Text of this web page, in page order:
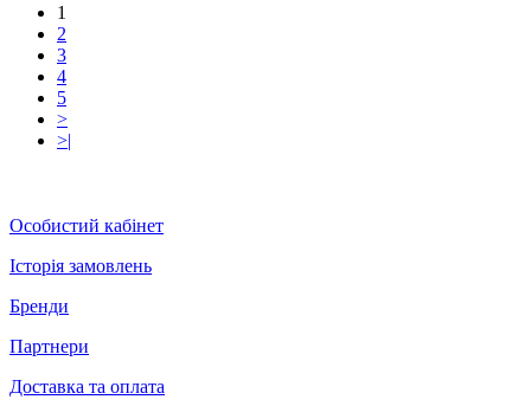
1
2
3
4
5
>
>|
Особистий кабінет
Історія замовлень
Бренди
Партнери
Доставка та оплата